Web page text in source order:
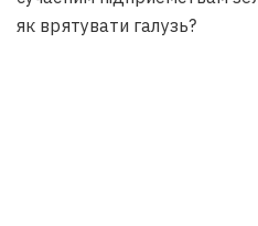
як врятувати галузь?